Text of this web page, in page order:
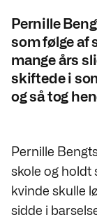
Pernille
som følge af
mange års
skiftede i
og så tog
Pernille
skole og holdt
kvinde skulle
sidde i